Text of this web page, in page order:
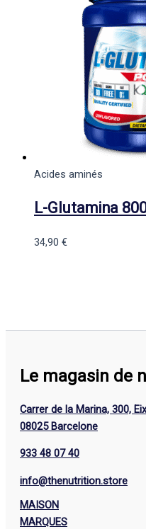
Acides aminés
L-Glutamina
34,90 €
Le magasin de
Carrer de la Marina, 300,
08025 Barcelone
933 48 07 40
info@thenutrition.store
MAISON
MARQUES